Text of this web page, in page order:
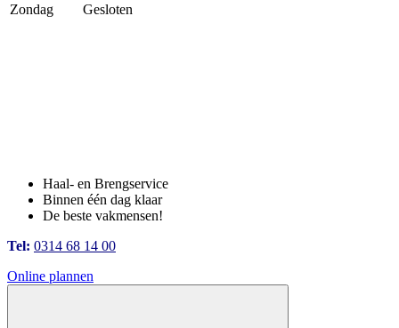
Zondag
Gesloten
Haal- en Brengservice
Binnen één dag klaar
De beste vakmensen!
Tel: 0314 68 14 00
Online plannen